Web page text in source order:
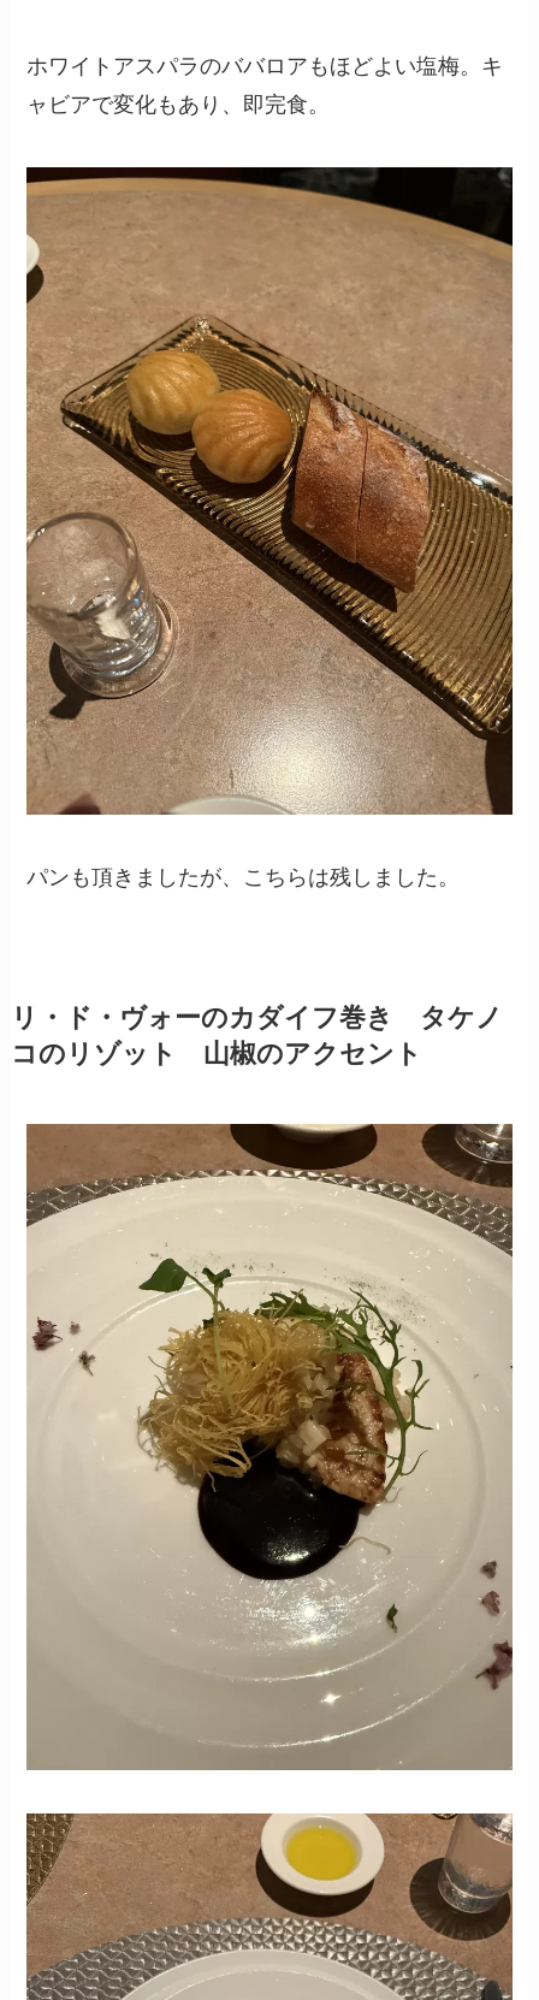
ホワイトアスパラのババロアもほどよい塩梅。キ
ャビアで変化もあり、即完食。
パンも頂きましたが、こちらは残しました。
リ・ド・ヴォーのカダイフ巻き タケノ
コのリゾット 山椒のアクセント